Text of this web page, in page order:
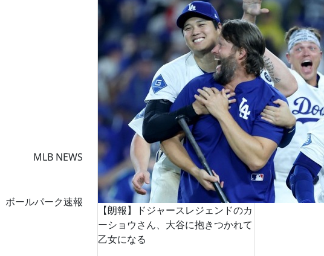
MLB NEWS
ボールパーク速報
【朗報】ドジャースレジェンドのカ
ーショウさん、大谷に抱きつかれて
乙女になる